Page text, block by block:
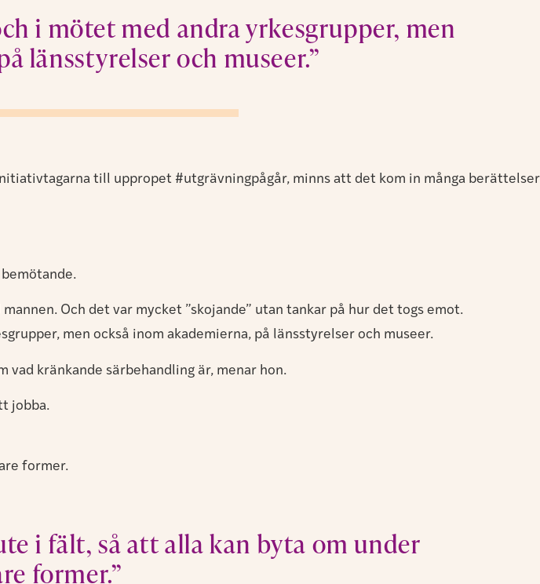
i mötet med andra yrkesgrupper, men
länsstyrelser och museer.”
till uppropet #utgrävningpågår, minns att det kom in många berättelser
Och det var mycket ”skojande” utan tankar på hur det togs emot.
men också inom akademierna, på länsstyrelser och museer.
vad kränkande särbehandling är, menar hon.
jobba.
former.
i fält, så att alla kan byta om under
former.”